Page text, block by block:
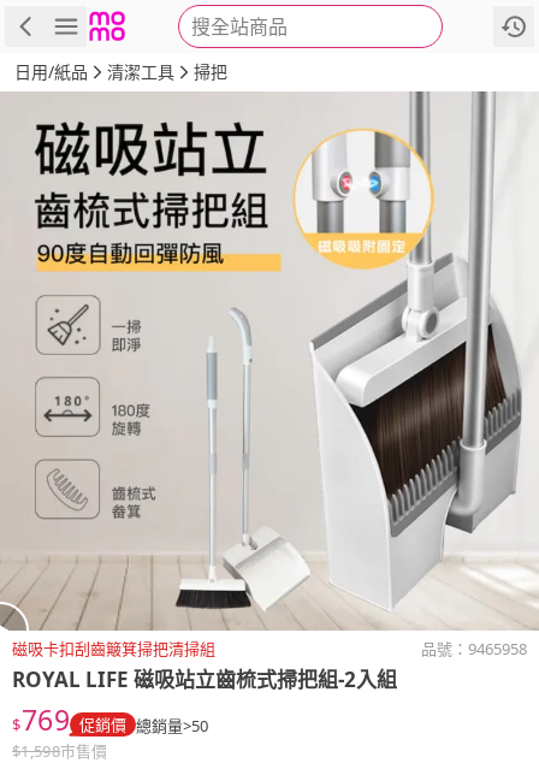
搜全站商品
商品 評價 詳情
日用/紙品 清潔工具 掃把
磁吸卡扣刮齒簸箕掃把清掃組 品號： 9465958
ROYAL LIFE 磁吸站立齒梳式掃把組-2入組
$769 促銷價 總銷量>50
$1,598市售價